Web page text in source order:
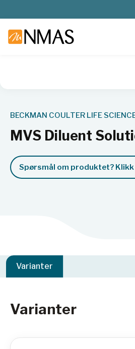
BECKMAN COULTER LIFE
MVS Diluent
Spørsmål om produktet? Klikk
Varianter
Varianter